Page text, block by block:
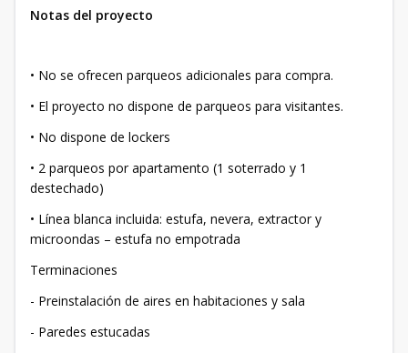
Notas del proyecto
• No se ofrecen parqueos adicionales para compra.
• El proyecto no dispone de parqueos para visitantes.
• No dispone de lockers
• 2 parqueos por apartamento (1 soterrado y 1
destechado)
• Línea blanca incluida: estufa, nevera, extractor y
microondas – estufa no empotrada
Terminaciones
- Preinstalación de aires en habitaciones y sala
- Paredes estucadas